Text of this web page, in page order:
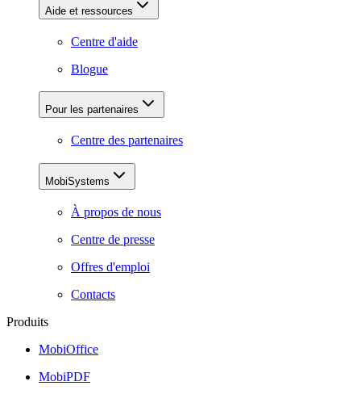
Aide et ressources
Centre d'aide
Blogue
Pour les partenaires
Centre des partenaires
MobiSystems
À propos de nous
Centre de presse
Offres d'emploi
Contacts
Produits
MobiOffice
MobiPDF